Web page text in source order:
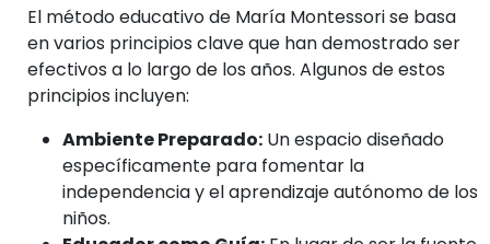
El método educativo de María Montessori se basa
en varios principios clave que han demostrado ser
efectivos a lo largo de los años. Algunos de estos
principios incluyen:
Ambiente Preparado: Un espacio diseñado
específicamente para fomentar la
independencia y el aprendizaje autónomo de los
niños.